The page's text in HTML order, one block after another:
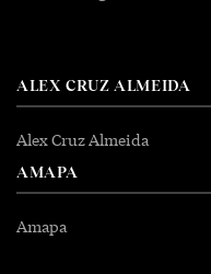
ALEX CRUZ ALMEIDA
Alex Cruz Almeida
AMAPA
Amapa